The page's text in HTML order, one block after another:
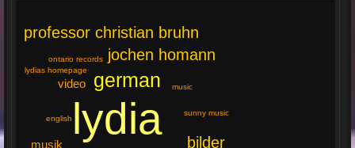
lydia
german
bilder
jochen homann
professor christian bruhn
video
musik
music
lydias homepage
ontario records
sunny music
english